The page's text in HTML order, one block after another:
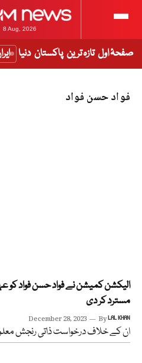
8 Aug, 2026
صفحۂ اول تازہ ترین پاکستان دنیا
فواد حسن فواد
الیکشن کمیشن نے فواد حسن فواد
مسترد کر دی
December 28, 2023 ByLAL KHAN
ان کے خلاف درخواست ذاتی رنجش